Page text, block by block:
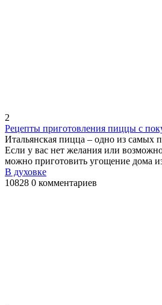
2
Рецепты приготовления пиццы с
Итальянская пицца – одно из самых
Если у вас нет желания или
можно приготовить угощение дома
В духовке
10828 0 комментариев